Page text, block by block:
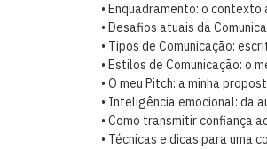
• Enquadramento: o
• Desafios atuais da
• Tipos de Comunicação:
• Estilos de Comunicação: o
• O meu Pitch: a minha
• Inteligência emocional: da
• Como transmitir confiança
• Técnicas e dicas para uma